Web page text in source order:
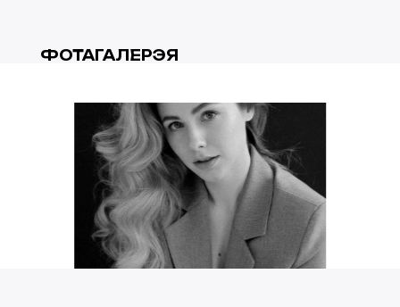
ФОТАГАЛЕРЭЯ